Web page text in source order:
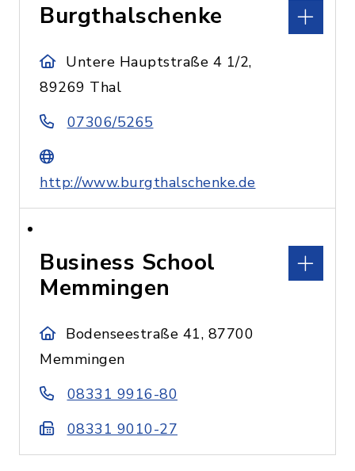
Burgthalschenke
Untere Hauptstraße 4 1/2,
89269 Thal
07306/5265
http://www.burgthalschenke.de
Business School
Memmingen
Bodenseestraße 41, 87700
Memmingen
08331 9916-80
08331 9010-27